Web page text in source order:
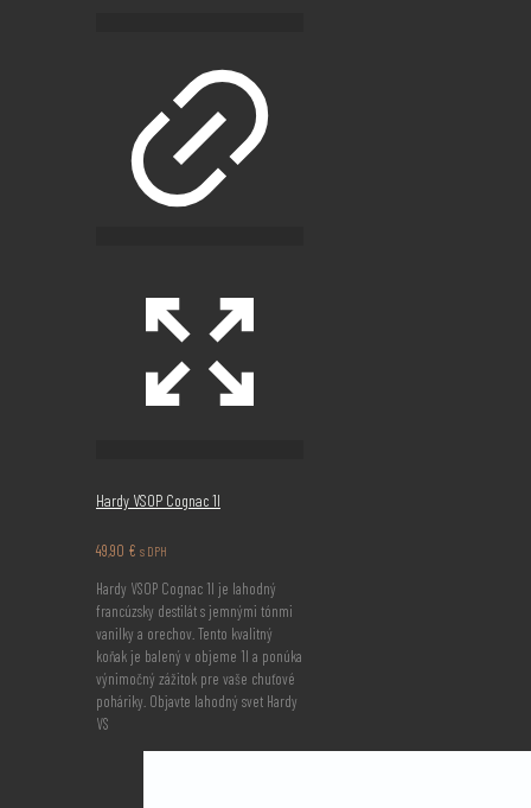
Hardy VSOP Cognac 1l
49,90 € s DPH
Hardy VSOP Cognac 1l je lahodný
francúzsky destilát s jemnými tónmi
vanilky a orechov. Tento kvalitný
koňak je balený v objeme 1l a ponúka
výnimočný zážitok pre vaše chuťové
poháriky. Objavte lahodný svet Hardy
VS